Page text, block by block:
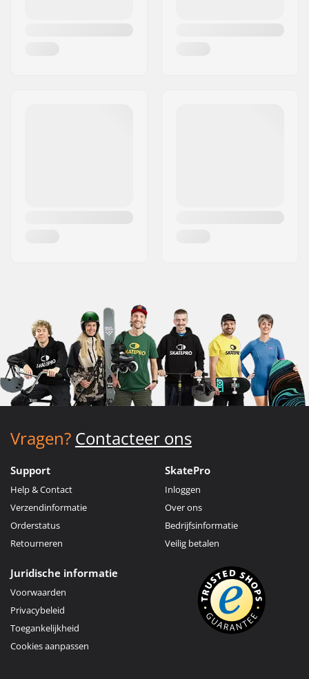
Vragen? Contacteer ons
Support
Help & Contact
Verzendinformatie
Orderstatus
Retourneren
SkatePro
Inloggen
Over ons
Bedrijfsinformatie
Veilig betalen
Juridische informatie
Voorwaarden
Privacybeleid
Toegankelijkheid
Cookies aanpassen